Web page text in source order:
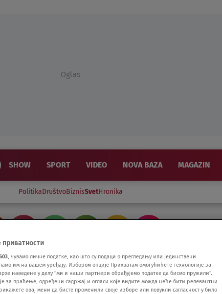
Oglas
SHOW SPORT VIDEO NOVA BAZA MAGAZIN
PolitikaDruštvoBiznisSvetHronika
приватности
, чувамо личне податке, као што су подаци о прегледању или јединствени
им на вашем уређају. Избором опције Прихватам омогућићете технологије за
наведене у делу "ми и наши партнери обрађујемо податке да бисмо пружили".
за праћење, одређени садржај и огласи које видите можда неће бити релевантни
овај мени да бисте променили своје изборе или повукли сагласност у било